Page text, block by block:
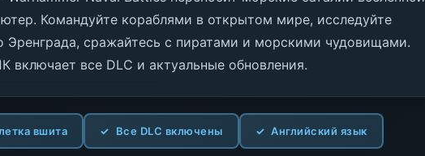
Командуйте кораблями в открытом мире, исследуйте
Эренграда, сражайтесь с пиратами и морскими чудовищами.
включает все DLC и актуальные обновления.
вшита Все DLC включены Английский язык